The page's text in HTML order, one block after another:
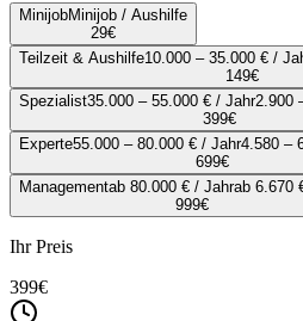
MinijobMinijob / Aushilfe
29€
Teilzeit & Aushilfe10.000 – 35.000 € /
149€
Spezialist35.000 – 55.000 € / Jahr2.900
399€
Experte55.000 – 80.000 € / Jahr4.580 –
699€
Managementab 80.000 € / Jahrab 6.670
999€
Ihr Preis
399€